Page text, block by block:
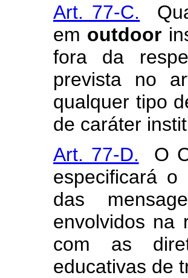
Art. 77-C.
em outdoor
fora da
prevista no
qualquer tipo
de caráter
Art. 77-D. O
especificará
das
envolvidos na
com as
educativas de